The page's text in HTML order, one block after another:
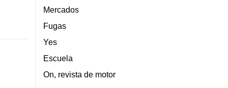
Mercados
Fugas
Yes
Escuela
On, revista de motor